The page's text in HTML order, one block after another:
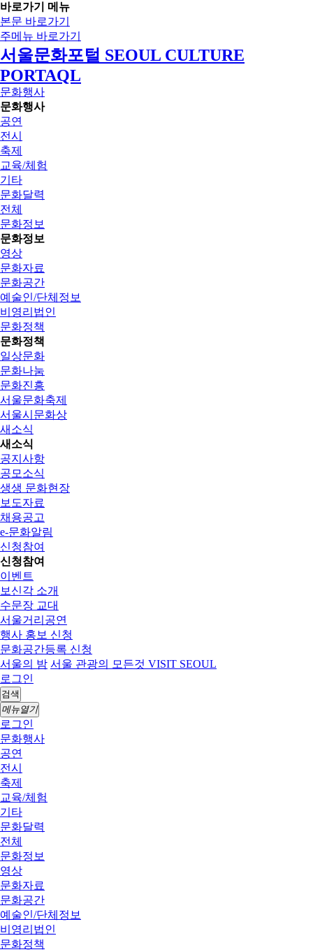
바로가기 메뉴
본문 바로가기
주메뉴 바로가기
서울문화포털 SEOUL CULTURE
PORTAQL
문화행사
문화행사
공연
전시
축제
교육/체험
기타
문화달력
전체
문화정보
문화정보
영상
문화자료
문화공간
예술인/단체정보
비영리법인
문화정책
문화정책
일상문화
문화나눔
문화진흥
서울문화축제
서울시문화상
새소식
새소식
공지사항
공모소식
생생 문화현장
보도자료
채용공고
e-문화알림
신청참여
신청참여
이벤트
보신각 소개
수문장 교대
서울거리공연
행사 홍보 신청
문화공간등록 신청
서울의 밤 서울 관광의 모든것 VISIT SEOUL
로그인
검색
메뉴열기
로그인
문화행사
공연
전시
축제
교육/체험
기타
문화달력
전체
문화정보
영상
문화자료
문화공간
예술인/단체정보
비영리법인
문화정책